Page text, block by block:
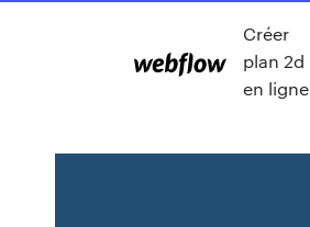
Créer
plan 2d
en ligne